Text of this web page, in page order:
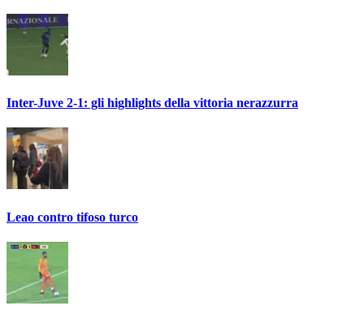
Inter-Juve 2-1: gli highlights della vittoria nerazzurra
Leao contro tifoso turco